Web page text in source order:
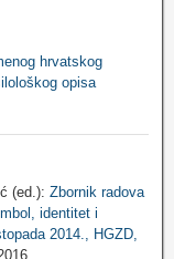
hrvatskog
opisa
(ed.): Zbornik radova
identitet i
2014., HGZD,